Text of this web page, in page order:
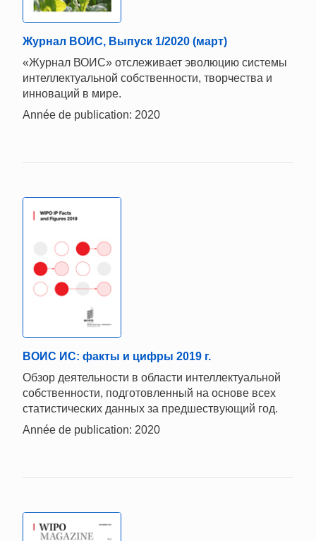
Журнал ВОИС, Выпуск 1/2020 (март)
«Журнал ВОИС» отслеживает эволюцию системы
интеллектуальной собственности, творчества и
инноваций в мире.
Année de publication: 2020
ВОИС ИС: факты и цифры 2019 г.
Обзор деятельности в области интеллектуальной
собственности, подготовленный на основе всех
статистических данных за предшествующий год.
Année de publication: 2020